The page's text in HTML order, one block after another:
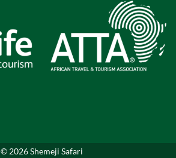
© 2026 Shemeji Safari